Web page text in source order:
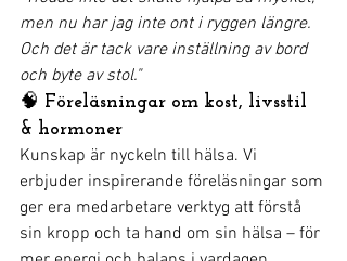
men nu har jag inte ont i ryggen längre.
Och det är tack vare inställning av bord
och byte av stol."
🧠 Föreläsningar om kost, livsstil
& hormoner
Kunskap är nyckeln till hälsa. Vi
erbjuder inspirerande föreläsningar som
ger era medarbetare verktyg att förstå
sin kropp och ta hand om sin hälsa – för